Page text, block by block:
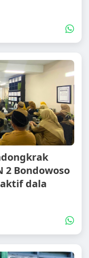
2 Bondowoso
dala